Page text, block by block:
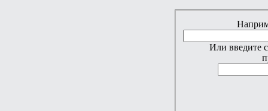
Или введите